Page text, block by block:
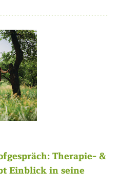
Therapie- &
Einblick in seine